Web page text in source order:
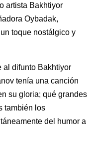
artista Bakhtiyor
Oybadak,
toque nostálgico y
al difunto Bakhtiyor
tenía una canción
su gloria; qué grandes
también los
del humor a